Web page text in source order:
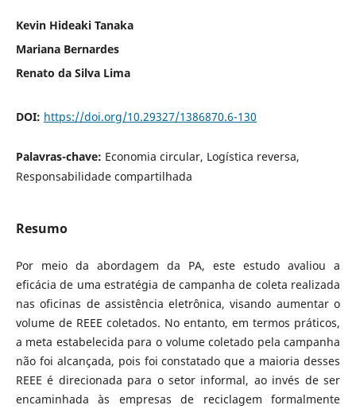
Kevin Hideaki Tanaka
Mariana Bernardes
Renato da Silva Lima
DOI: https://doi.org/10.29327/1386870.6-130
Palavras-chave: Economia circular, Logística reversa,
Responsabilidade compartilhada
Resumo
Por meio da abordagem da PA, este estudo avaliou a
eficácia de uma estratégia de campanha de coleta realizada
nas oficinas de assistência eletrônica, visando aumentar o
volume de REEE coletados. No entanto, em termos práticos,
a meta estabelecida para o volume coletado pela campanha
não foi alcançada, pois foi constatado que a maioria desses
REEE é direcionada para o setor informal, ao invés de ser
encaminhada às empresas de reciclagem formalmente